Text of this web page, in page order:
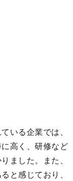
いる企業では、
高く、研修など
ました。また、
と感じており、